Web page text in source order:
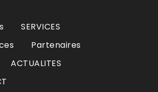
SERVICES
Partenaires
ACTUALITES